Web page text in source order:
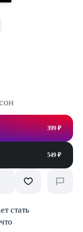
399 ₽
549 ₽
стать